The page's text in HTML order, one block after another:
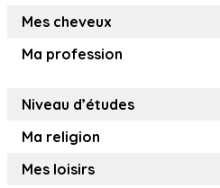
Mes cheveux
Ma profession
Niveau d’études
Ma religion
Mes loisirs